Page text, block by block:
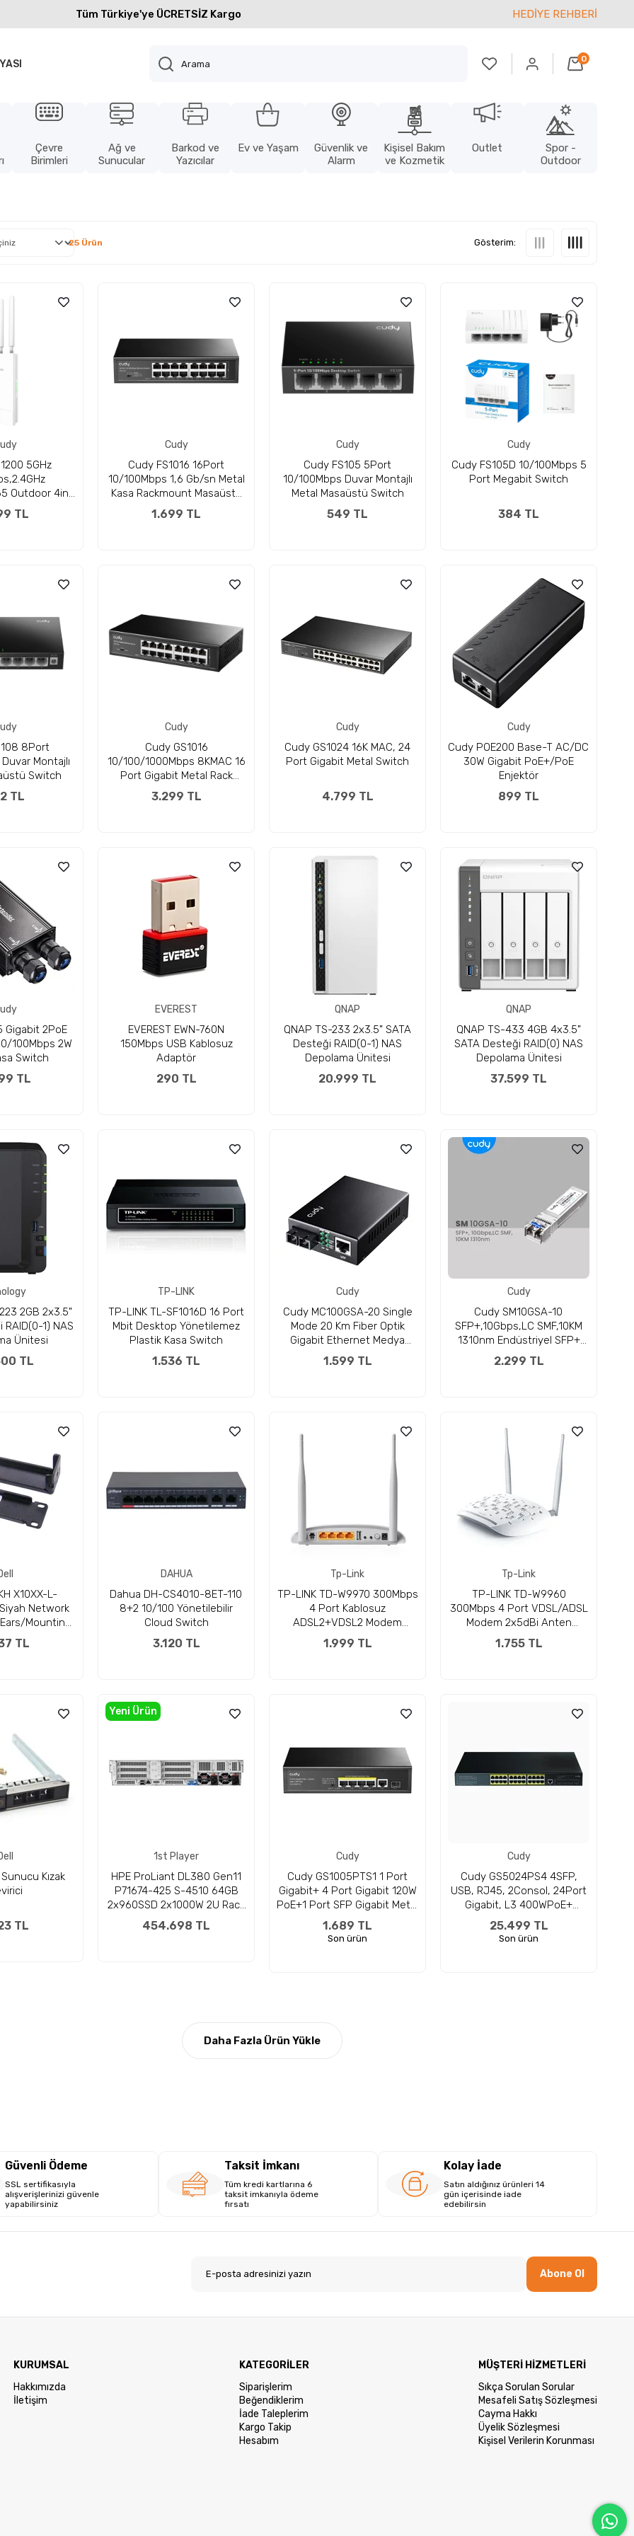
Tüm Türkiye'ye ÜCRETSİZ Kargo HEDİYE REHBERİ
0
Çevre
Birimleri
Ağ ve
Sunucular
Barkod ve
Yazıcılar
Ev ve Yaşam
Güvenlik ve
Alarm
Kişisel Bakım
ve Kozmetik
Outlet
Spor -
Outdoor
25 Ürün
5GHz
Outdoor 4in1
WISP
Serisi)
TL
Cudy
Cudy FS1016 16Port
10/100Mbps 1,6 Gb/sn Metal
Kasa Rackmount Masaüstü
Switch
1.699 TL
Cudy
Cudy FS105 5Port
10/100Mbps Duvar Montajlı
Metal Masaüstü Switch
549 TL
Cudy
Cudy FS105D 10/100Mbps 5
Port Megabit Switch
384 TL
8Port
Montajlı
Switch
TL
Cudy
Cudy GS1016
10/100/1000Mbps 8KMAC 16
Port Gigabit Metal Rack
Mount Switch
3.299 TL
Cudy
Cudy GS1024 16K MAC, 24
Port Gigabit Metal Switch
4.799 TL
Cudy
Cudy POE200 Base-T AC/DC
30W Gigabit PoE+/PoE
Enjektör
899 TL
Gigabit 2PoE
100Mbps 2W
Switch
TL
EVEREST
EVEREST EWN-760N
150Mbps USB Kablosuz
Adaptör
290 TL
QNAP
QNAP TS-233 2x3.5" SATA
Desteği RAID(0-1) NAS
Depolama Ünitesi
20.999 TL
QNAP
QNAP TS-433 4GB 4x3.5"
SATA Desteği RAID(0) NAS
Depolama Ünitesi
37.599 TL
2GB 2x3.5"
1) NAS
Ünitesi
TL
TP-LINK
TP-LINK TL-SF1016D 16 Port
Mbit Desktop Yönetilemez
Plastik Kasa Switch
1.536 TL
Cudy
Cudy MC100GSA-20 Single
Mode 20 Km Fiber Optik
Gigabit Ethernet Medya
Dönüştürücü Metal Switch
1.599 TL
Cudy
Cudy SM10GSA-10
SFP+,10Gbps,LC SMF,10KM
1310nm Endüstriyel SFP+
Modül Metal Switch
2.299 TL
X10XX-L-
Network
Mounting
Kit
TL
DAHUA
Dahua DH-CS4010-8ET-110
8+2 10/100 Yönetilebilir
Cloud Switch
3.120 TL
Tp-Link
TP-LINK TD-W9970 300Mbps
4 Port Kablosuz
ADSL2+VDSL2 Modem
Router
1.999 TL
Tp-Link
TP-LINK TD-W9960
300Mbps 4 Port VDSL/ADSL
Modem 2x5dBi Anten
Modem Router
1.755 TL
Kızak
TL
1st Player
HPE ProLiant DL380 Gen11
P71674-425 S-4510 64GB
2x960SSD 2x1000W 2U Rack
Sunucu
454.698 TL
Yeni Ürün
Cudy
Cudy GS1005PTS1 1 Port
Gigabit+ 4 Port Gigabit 120W
PoE+1 Port SFP Gigabit Metal
Switch
1.689 TL
Son ürün
Cudy
Cudy GS5024PS4 4SFP,
USB, RJ45, 2Consol, 24Port
Gigabit, L3 400WPoE+
Yönetilebilir Metal Rack
Mount Switch
25.499 TL
Son ürün
Daha Fazla Ürün Yükle
Güvenli Ödeme
SSL sertifikasıyla
alışverişlerinizi güvenle
yapabilirsiniz
Taksit İmkanı
Tüm kredi kartlarına 6
taksit imkanıyla ödeme
fırsatı
Kolay İade
Satın aldığınız ürünleri 14
gün içerisinde iade
edebilirsin
Abone Ol
KURUMSAL
Hakkımızda
İletişim
KATEGORİLER
Siparişlerim
Beğendiklerim
İade Taleplerim
Kargo Takip
Hesabım
MÜŞTERİ HİZMETLERİ
Sıkça Sorulan Sorular
Mesafeli Satış Sözleşmesi
Cayma Hakkı
Üyelik Sözleşmesi
Kişisel Verilerin Korunması